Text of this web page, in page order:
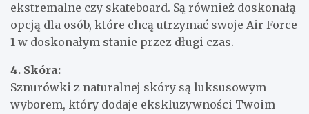
ekstremalne czy skateboard. Są również doskonałą
opcją dla osób, które chcą utrzymać swoje Air Force
1 w doskonałym stanie przez długi czas.
4. Skóra:
Sznurówki z naturalnej skóry są luksusowym
wyborem, który dodaje ekskluzywności Twoim